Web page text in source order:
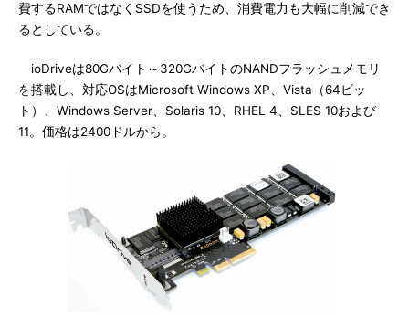
費するRAMではなくSSDを使うため、消費電力も大幅に削減でき
るとしている。
ioDriveは80Gバイト～320GバイトのNANDフラッシュメモリ
を搭載し、対応OSはMicrosoft Windows XP、Vista（64ビッ
ト）、Windows Server、Solaris 10、RHEL 4、SLES 10および
11。価格は2400ドルから。